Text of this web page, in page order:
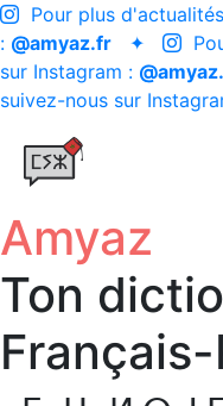
Pour plus
: @amyaz.fr ✦
sur Instagram :
suivez-nous sur
Amyaz
Ton